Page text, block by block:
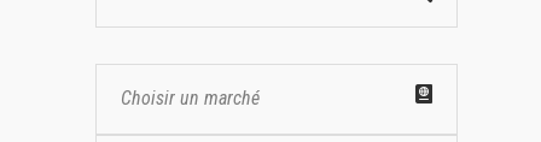
Choisir un marché